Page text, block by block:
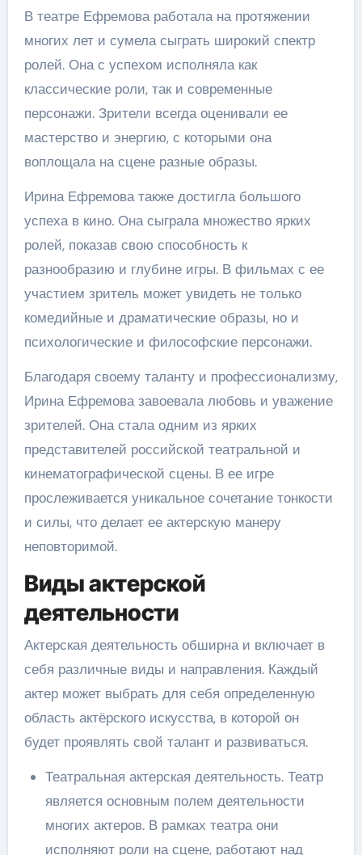
В театре Ефремова работала на протяжении
многих лет и сумела сыграть широкий спектр
ролей. Она с успехом исполняла как
классические роли, так и современные
персонажи. Зрители всегда оценивали ее
мастерство и энергию, с которыми она
воплощала на сцене разные образы.
Ирина Ефремова также достигла большого
успеха в кино. Она сыграла множество ярких
ролей, показав свою способность к
разнообразию и глубине игры. В фильмах с ее
участием зритель может увидеть не только
комедийные и драматические образы, но и
психологические и философские персонажи.
Благодаря своему таланту и профессионализму,
Ирина Ефремова завоевала любовь и уважение
зрителей. Она стала одним из ярких
представителей российской театральной и
кинематографической сцены. В ее игре
прослеживается уникальное сочетание тонкости
и силы, что делает ее актерскую манеру
неповторимой.
Виды актерской
деятельности
Актерская деятельность обширна и включает в
себя различные виды и направления. Каждый
актер может выбрать для себя определенную
область актёрского искусства, в которой он
будет проявлять свой талант и развиваться.
Театральная актерская деятельность. Театр
является основным полем деятельности
многих актеров. В рамках театра они
исполняют роли на сцене, работают над